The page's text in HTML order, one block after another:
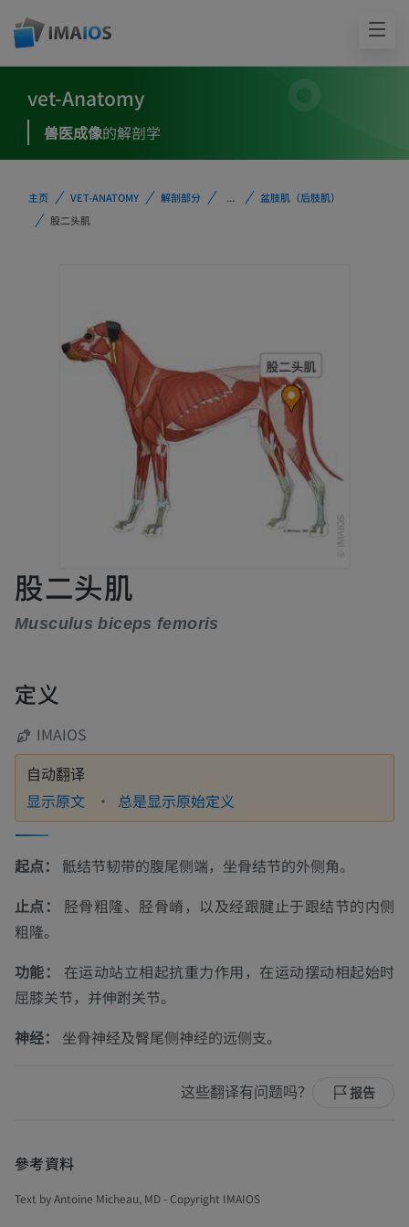
vet-Anatomy
兽医成像的解剖学
主页 VET-ANATOMY 解剖部分 ...
盆肢肌（后肢肌）
股二头肌
股二头肌
Musculus biceps femoris
定义
IMAIOS
自动翻译
显示原文 总是显示原始定义
起点：
骶结节韧带的腹尾侧端，坐骨结节的外侧角。
止点：
胫骨粗隆、胫骨嵴，以及经跟腱止于跟结节的内侧
粗隆。
功能：
在运动站立相起抗重力作用，在运动摆动相起始时
屈膝关节，并伸跗关节。
神经：
坐骨神经及臀尾侧神经的远侧支。
这些翻译有问题吗？ 报告
參考資料
Text by Antoine Micheau, MD - Copyright IMAIOS